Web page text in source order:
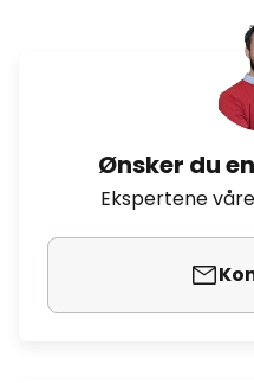
Ønsker du
Ekspertene